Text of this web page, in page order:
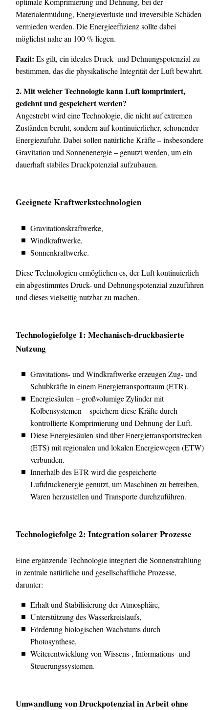
Materialermüdung, Energieverluste und irreversible Schäden
vermieden werden. Die Energieeffizienz sollte dabei
möglichst nahe an 100 % liegen.
Fazit: Es gilt, ein ideales Druck- und Dehnungspotenzial zu
bestimmen, das die physikalische Integrität der Luft bewahrt.
2. Mit welcher Technologie kann Luft komprimiert,
gedehnt und gespeichert werden?
Angestrebt wird eine Technologie, die nicht auf extremen
Zuständen beruht, sondern auf kontinuierlicher, schonender
Energiezufuhr. Dabei sollen natürliche Kräfte – insbesondere
Gravitation und Sonnenenergie – genutzt werden, um ein
dauerhaft stabiles Druckpotenzial aufzubauen.
Geeignete Kraftwerkstechnologien
Gravitationskraftwerke,
Windkraftwerke,
Sonnenkraftwerke.
Diese Technologien ermöglichen es, der Luft kontinuierlich
ein abgestimmtes Druck- und Dehnungspotenzial zuzuführen
und dieses vielseitig nutzbar zu machen.
Technologiefolge 1: Mechanisch-druckbasierte
Nutzung
Gravitations- und Windkraftwerke erzeugen Zug- und
Schubkräfte in einem Energietransportraum (ETR).
Energiesäulen – großvolumige Zylinder mit
Kolbensystemen – speichern diese Kräfte durch
kontrollierte Komprimierung und Dehnung der Luft.
Diese Energiesäulen sind über Energietransportstrecken
(ETS) mit regionalen und lokalen Energiewegen (ETW)
verbunden.
Innerhalb des ETR wird die gespeicherte
Luftdruckenergie genutzt, um Maschinen zu betreiben,
Waren herzustellen und Transporte durchzuführen.
Technologiefolge 2: Integration solarer Prozesse
Eine ergänzende Technologie integriert die Sonnenstrahlung
in zentrale natürliche und gesellschaftliche Prozesse,
darunter:
Erhalt und Stabilisierung der Atmosphäre,
Unterstützung des Wasserkreislaufs,
Förderung biologischen Wachstums durch
Photosynthese,
Weiterentwicklung von Wissens-, Informations- und
Steuerungssystemen.
Umwandlung von Druckpotenzial in Arbeit ohne